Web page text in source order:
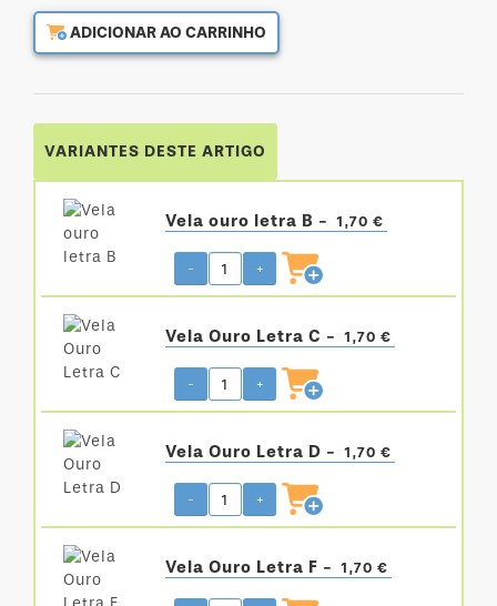
ADICIONAR AO CARRINHO
VARIANTES DESTE ARTIGO
Vela ouro letra B - 1,70 €
- +
Vela Ouro Letra C - 1,70 €
- +
Vela Ouro Letra D - 1,70 €
- +
Vela Ouro Letra F - 1,70 €